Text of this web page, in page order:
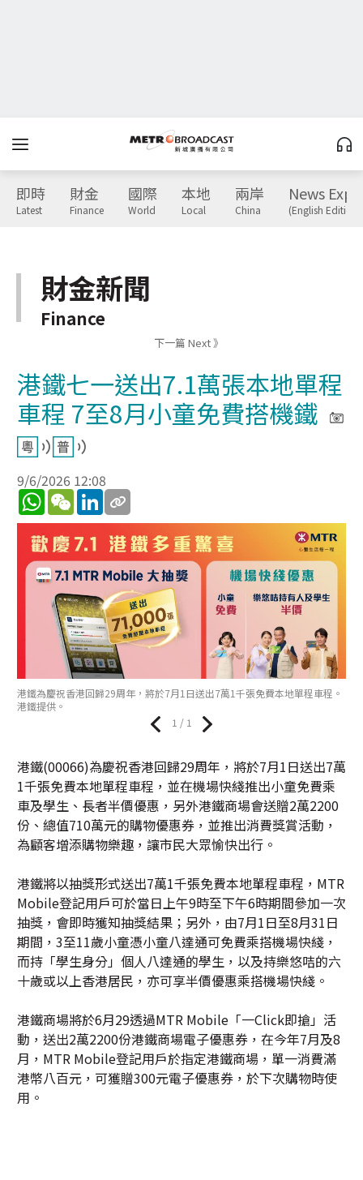
即時
Latest
財金
Finance
國際
World
本地
Local
兩岸
China
News
(English Edition)
財金新聞
Finance
下一篇 Next 》
港鐵七一送出7.1萬張本地單程
車程 7至8月小童免費搭機鐵
9/6/2026 12:08
WhatsApp
WeChatLinkedIn
港鐵為慶祝香港回歸29周年，將於7月1日送出7萬1千張免費本地單程車程。
港鐵提供。
1 / 1
港鐵(00066)為慶祝香港回歸29周年，將於7月1日送出7萬
1千張免費本地單程車程，並在機場快綫推出小童免費乘
車及學生、長者半價優惠，另外港鐵商場會送贈2萬2200
份、總值710萬元的購物優惠券，並推出消費獎賞活動，
為顧客增添購物樂趣，讓市民大眾愉快出行。
港鐵將以抽獎形式送出7萬1千張免費本地單程車程，MTR
Mobile登記用戶可於當日上午9時至下午6時期間參加一次
抽獎，會即時獲知抽獎結果；另外，由7月1日至8月31日
期間，3至11歲小童憑小童八達通可免費乘搭機場快綫，
而持「學生身分」個人八達通的學生，以及持樂悠咭的六
十歲或以上香港居民，亦可享半價優惠乘搭機場快綫。
港鐵商場將於6月29透過MTR Mobile「一Click即搶」活
動，送出2萬2200份港鐵商場電子優惠券，在今年7月及8
月，MTR Mobile登記用戶於指定港鐵商場，單一消費滿
港幣八百元，可獲贈300元電子優惠券，於下次購物時使
用。